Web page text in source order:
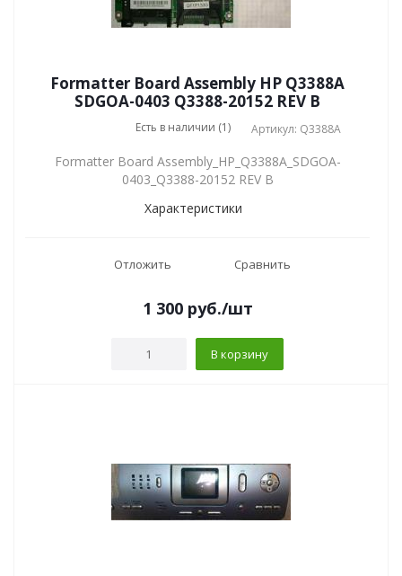
Formatter Board Assembly HP Q3388A
SDGOA-0403 Q3388-20152 REV B
Есть в наличии (1) Артикул: Q3388A
Formatter Board Assembly_HP_Q3388A_SDGOA-
0403_Q3388-20152 REV B
Характеристики
Отложить Сравнить
1 300 руб./шт
В корзину